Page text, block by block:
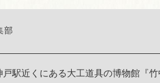
部
駅近くにある大工道具の博物館『